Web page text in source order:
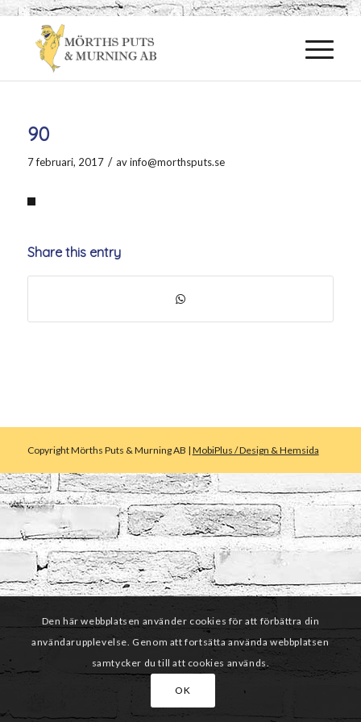
90
7 februari, 2017 / avinfo@morthsputs.se
Share this entry
Copyright Mörths Puts & Murning AB | MobiPlus / Design & Hemsida
Den här webbplatsen använder cookies för att förbättra din
användarupplevelse. Genom att fortsätta använda webbplatsen
samtycker du till att cookies används.
OK